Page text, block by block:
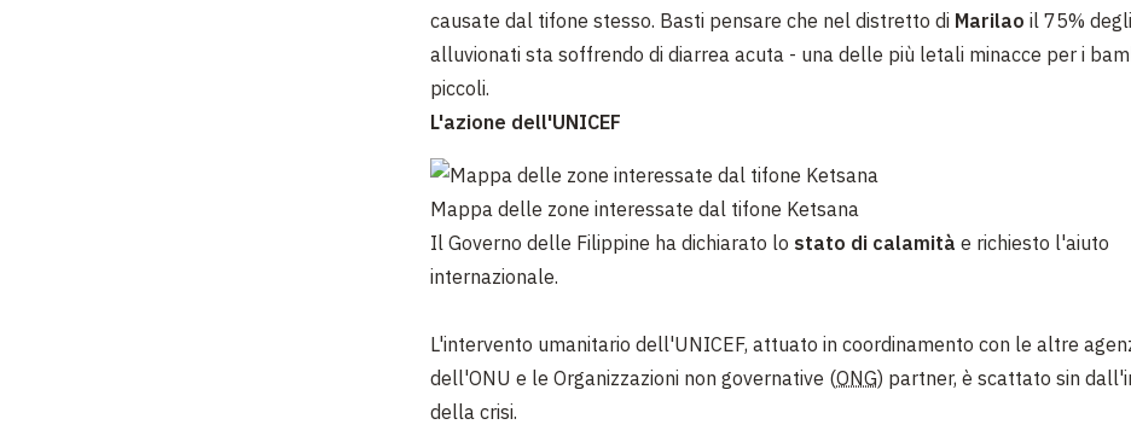
causate dal tifone stesso. Basti pensare che nel distretto di Marilao il 75% degli
alluvionati sta soffrendo di diarrea acuta - una delle più letali minacce per i
piccoli.
L'azione dell'UNICEF
Mappa delle zone interessate dal tifone Ketsana
Il Governo delle Filippine ha dichiarato lo stato di calamità e richiesto l'aiuto
internazionale.
L'intervento umanitario dell'UNICEF, attuato in coordinamento con le altre
dell'ONU e le Organizzazioni non governative (ONG) partner, è scattato sin
della crisi.